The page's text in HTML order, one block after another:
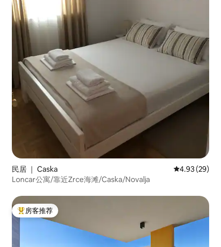
民居 ｜ Caska 平均评分
4.93 (29)
Loncar公寓/靠近Zrce海滩/Caska/Novalja
热门「房客推荐」
房客推荐